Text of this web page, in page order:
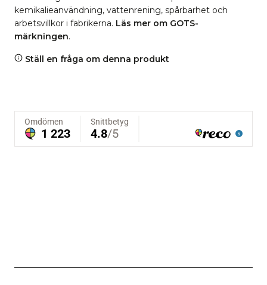
kemikalieanvändning, vattenrening, spårbarhet och
arbetsvillkor i fabrikerna. Läs mer om GOTS-
märkningen.
Ställ en fråga om denna produkt